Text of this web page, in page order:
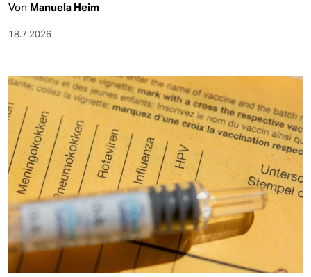
Von Manuela Heim
18.7.2026